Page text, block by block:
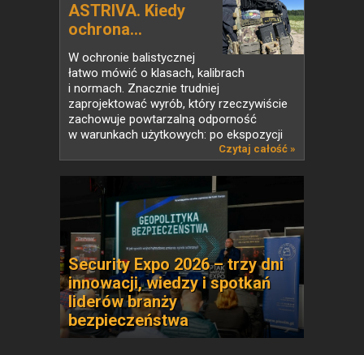
ASTRIVA. Kiedy
ochrona...
W ochronie balistycznej
łatwo mówić o klasach, kalibrach
i normach. Znacznie trudniej
zaprojektować wyrób, który rzeczywiście
zachowuje powtarzalną odporność
w warunkach użytkowych: po ekspozycji
Czytaj całość »
Security Expo 2026 – trzy dni
innowacji, wiedzy i spotkań
liderów branży
bezpieczeństwa